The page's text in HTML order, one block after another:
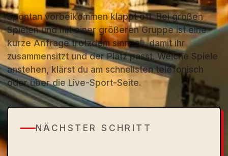
Spontan vorbeikommen klappt oft. Bei großen
Spielen und mit einer größeren Gruppe ist eine
kurze Anfrage trotzdem sinnvoll, damit ihr
zusammensitzt und der Platz passt. Welche Spiele
anstehen, klärst du am schnellsten telefonisch
oder über die Live-Sport-Seite.
NÄCHSTER SCHRITT